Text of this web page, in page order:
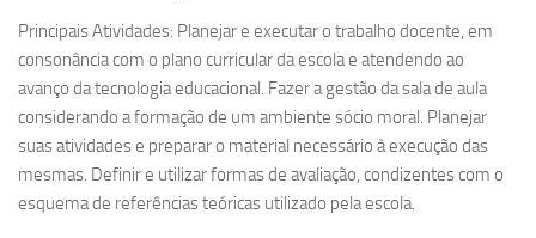
Principais Atividades: Planejar e executar o trabalho docente, em
consonância com o plano curricular da escola e atendendo ao
avanço da tecnologia educacional. Fazer a gestão da sala de aula
considerando a formação de um ambiente sócio moral. Planejar
suas atividades e preparar o material necessário à execução das
mesmas. Definir e utilizar formas de avaliação, condizentes com o
esquema de referências teóricas utilizado pela escola.